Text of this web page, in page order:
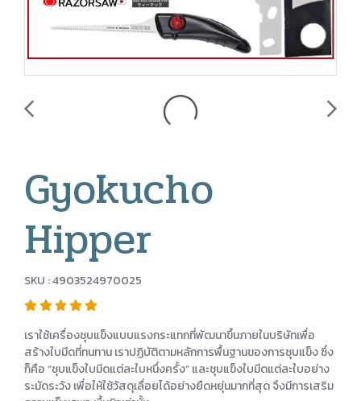
Gyokucho
Hipper
SKU : 4903524970025
เราใช้เครื่องชุบแข็งแบบแรงกระแทกที่พัฒนาขึ้นภายในบริษัทเพื่อ
สร้างใบมีดที่ทนทาน เราปฏิบัติตามหลักการพื้นฐานของการชุบแข็ง ซึ่ง
ก็คือ “ชุบแข็งใบมีดแต่ละใบหนึ่งครั้ง” และชุบแข็งใบมีดแต่ละใบอย่าง
ระมัดระวัง เพื่อให้ใช้วัสดุเลื่อยได้อย่างยืดหยุ่นมากที่สุด จึงมีการเสริม